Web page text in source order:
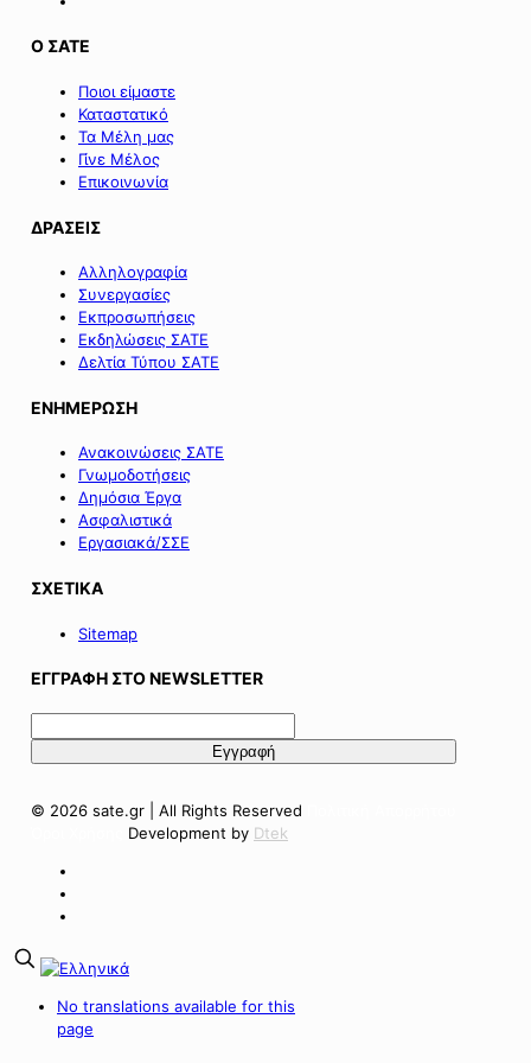
άρθρου
του
ν.
5297/2026».
Ο ΣΑΤΕ
Ποιοι είμαστε
Καταστατικό
Τα Μέλη μας
Γίνε Μέλος
Επικοινωνία
ΔΡΑΣΕΙΣ
Αλληλογραφία
Συνεργασίες
Εκπροσωπήσεις
Εκδηλώσεις ΣΑΤΕ
Δελτία Τύπου ΣΑΤΕ
ΕΝΗΜΕΡΩΣΗ
Ανακοινώσεις ΣΑΤΕ
Γνωμοδοτήσεις
Δημόσια Έργα
Ασφαλιστικά
Εργασιακά/ΣΣΕ
ΣΧΕΤΙΚΑ
Sitemap
ΕΓΓΡΑΦΗ ΣΤΟ NEWSLETTER
© 2026 sate.gr | All Rights Reserved
Development by Dtek
No translations available for this
page